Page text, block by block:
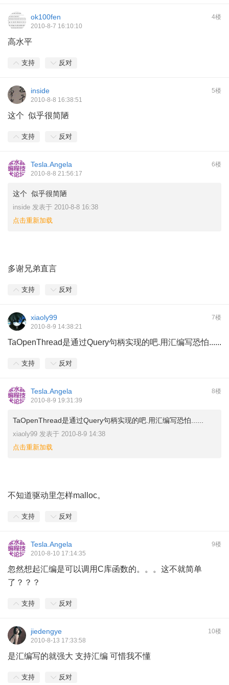
4楼
ok100fen
2010-8-7 16:10:10
高水平
支持 反对
5楼
inside
2010-8-8 16:38:51
这个 似乎很简陋
支持 反对
6楼
Tesla.Angela
2010-8-8 21:56:17
这个 似乎很简陋
inside 发表于 2010-8-8 16:38
点击重新加载
多谢兄弟直言
支持 反对
7楼
xiaoly99
2010-8-9 14:38:21
TaOpenThread是通过Query句柄实现的吧.用汇编写恐怕......
支持 反对
8楼
Tesla.Angela
2010-8-9 19:31:39
TaOpenThread是通过Query句柄实现的吧.用汇编写恐怕......
xiaoly99 发表于 2010-8-9 14:38
点击重新加载
不知道驱动里怎样malloc。
支持 反对
9楼
Tesla.Angela
2010-8-10 17:14:35
忽然想起汇编是可以调用C库函数的。。。这不就简单
了？？？
支持 反对
10楼
jiedengye
2010-8-13 17:33:58
是汇编写的就强大 支持汇编 可惜我不懂
支持 反对